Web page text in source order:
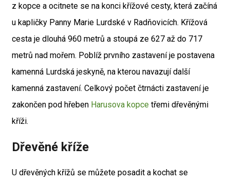
z kopce a ocitnete se na konci křížové cesty, která začíná
u kapličky Panny Marie Lurdské v Radňovicích. Křížová
cesta je dlouhá 960 metrů a stoupá ze 627 až do 717
metrů nad mořem. Poblíž prvního zastavení je postavena
kamenná Lurdská jeskyně, na kterou navazují další
kamenná zastavení. Celkový počet čtrnácti zastavení je
zakončen pod hřeben Harusova kopce třemi dřevěnými
kříži.
Dřevěné kříže
U dřevěných křížů se můžete posadit a kochat se